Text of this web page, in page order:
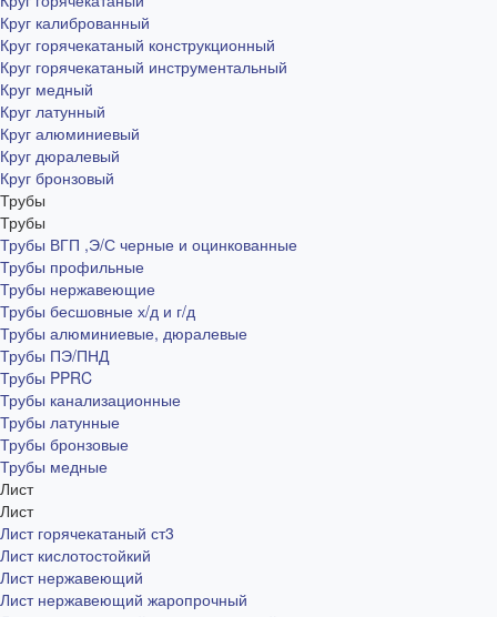
Круг калиброванный
Круг горячекатаный конструкционный
Круг горячекатаный инструментальный
Круг медный
Круг латунный
Круг алюминиевый
Круг дюралевый
Круг бронзовый
Трубы
Трубы
Трубы ВГП ,Э/С черные и оцинкованные
Трубы профильные
Трубы нержавеющие
Трубы бесшовные х/д и г/д
Трубы алюминиевые, дюралевые
Трубы ПЭ/ПНД
Трубы PPRC
Трубы канализационные
Трубы латунные
Трубы бронзовые
Трубы медные
Лист
Лист
Лист горячекатаный ст3
Лист кислотостойкий
Лист нержавеющий
Лист нержавеющий жаропрочный